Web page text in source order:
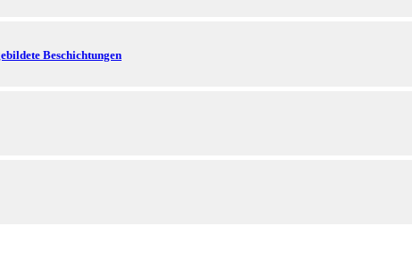
Beschichtungen